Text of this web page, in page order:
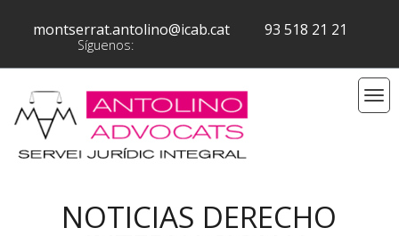
montserrat.antolino@icab.cat 93 518 21 21
Síguenos:
NOTICIAS DERECHO